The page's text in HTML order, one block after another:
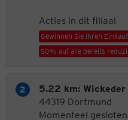
Acties in dit filiaal
Gewinnen Sie Ihren
50% auf alle bereits
5.22 km: Wickeder
44319 Dortmund
Momenteel gesloten